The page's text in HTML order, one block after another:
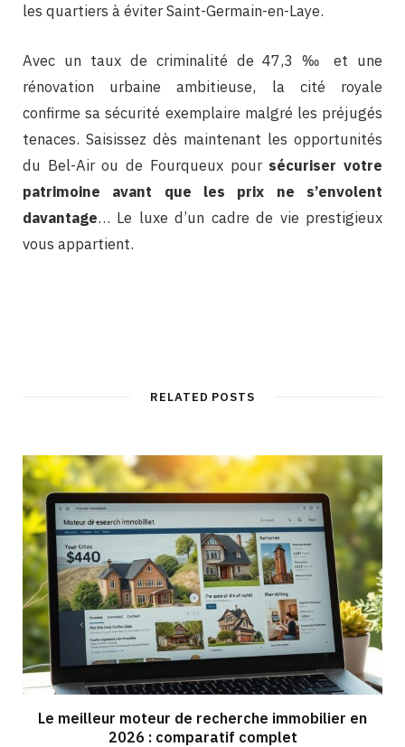
les quartiers à éviter Saint-Germain-en-Laye.
Avec un taux de criminalité de 47,3 ‰ et une
rénovation urbaine ambitieuse, la cité royale
confirme sa sécurité exemplaire malgré les préjugés
tenaces. Saisissez dès maintenant les opportunités
du Bel-Air ou de Fourqueux pour sécuriser votre
patrimoine avant que les prix ne s’envolent
davantage… Le luxe d’un cadre de vie prestigieux
vous appartient.
RELATED POSTS
Le meilleur moteur de recherche immobilier en
2026 : comparatif complet